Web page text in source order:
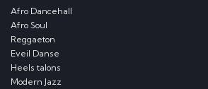
Afro Dancehall
Afro Soul
Reggaeton
Eveil Danse
Heels talons
Modern Jazz